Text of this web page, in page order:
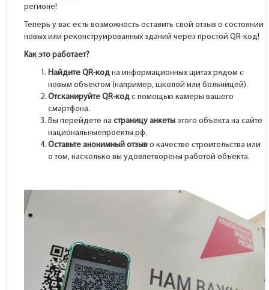
регионе!
Теперь у вас есть возможность оставить свой отзыв о состоянии
новых или реконструированных зданий через простой QR-код!
Как это работает?
Найдите QR-код на информационных щитах рядом с
новым объектом (например, школой или больницей).
Отсканируйте QR-код с помощью камеры вашего
смартфона.
Вы перейдете настраницу анкеты этого объекта на сайте
национальныепроекты.рф.
Оставьте анонимный отзыв о качестве строительства или
о том, насколько вы удовлетворены работой объекта.